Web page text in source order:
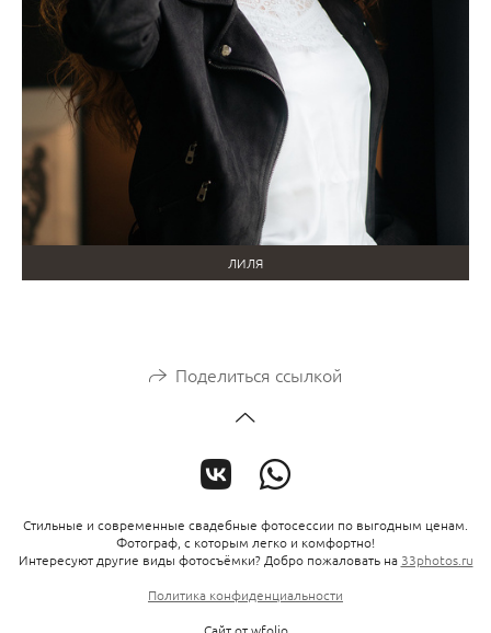
ЛИЛЯ
Поделиться ссылкой
Стильные и современные свадебные фотосессии по выгодным ценам.
Фотограф, с которым легко и комфортно!
Интересуют другие виды фотосъёмки? Добро пожаловать на 33photos.ru
Политика конфиденциальности
Сайт отwfolio